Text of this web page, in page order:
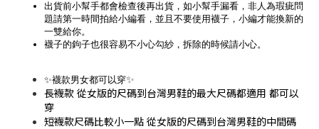
出貨前小幫手都會檢查後再出貨，如小幫手漏看，非人為瑕疵問
題請第一時間拍給小編看，並且不要使用襪子，小編才能換新的
一雙給你。
襪子的鉤子也很容易不小心勾紗，拆除的時候請小心。
✨襪款男女都可以穿✨
長襪款 從女版的尺碼到台灣男鞋的最大尺碼都適用 都可以
穿
短襪款尺碼比較小一點 從女版的尺碼到台灣男鞋的中間碼